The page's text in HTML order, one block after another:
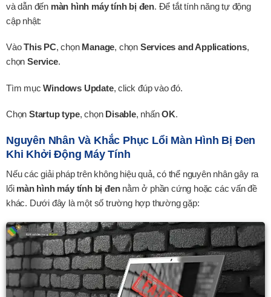
và dẫn đến màn hình máy tính bị đen. Để tắt tính năng tự động
cập nhật:
VàoThis PC, chọn Manage, chọn Services and Applications,
chọn Service.
Tìm mụcWindows Update, click đúp vào đó.
Chọn Startup type, chọn Disable, nhấnOK.
Nguyên Nhân Và Khắc Phục Lổi Màn Hình Bị Đen
Khi Khởi Động Máy Tính
Nếu các giải pháp trên không hiệu quả, có thể nguyên nhân gây ra
lổi màn hình máy tính bị đennằm ở phần cứng hoặc các vấn đề
khác. Dưới đây là một số trường hợp thường gặp: